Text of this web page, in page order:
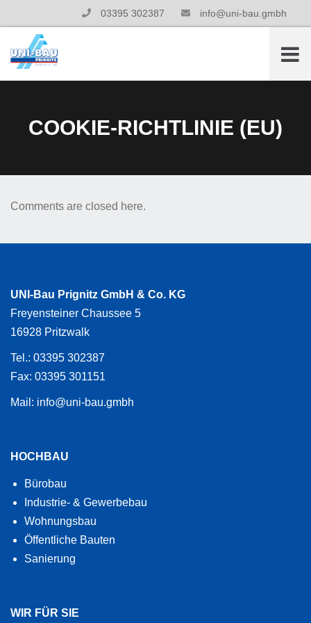
03395 302387 info@uni-bau.gmbh
COOKIE-RICHTLINIE (EU)
Comments are closed here.
UNI-Bau Prignitz GmbH & Co. KG
Freyensteiner Chaussee 5
16928 Pritzwalk
Tel.: 03395 302387
Fax: 03395 301151
Mail: info@uni-bau.gmbh
HOCHBAU
Bürobau
Industrie- & Gewerbebau
Wohnungsbau
Öffentliche Bauten
Sanierung
WIR FÜR SIE